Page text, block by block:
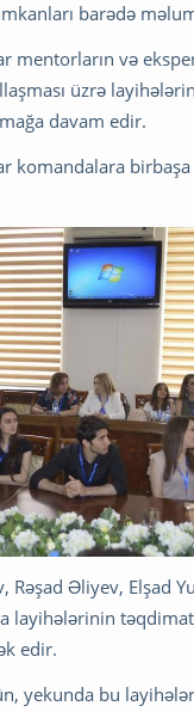
barədə
mentorların və
üzrə
davam edir.
komandalara
Rəşad Əliyev, Elşad
layihələrinin
edir.
yekunda bu